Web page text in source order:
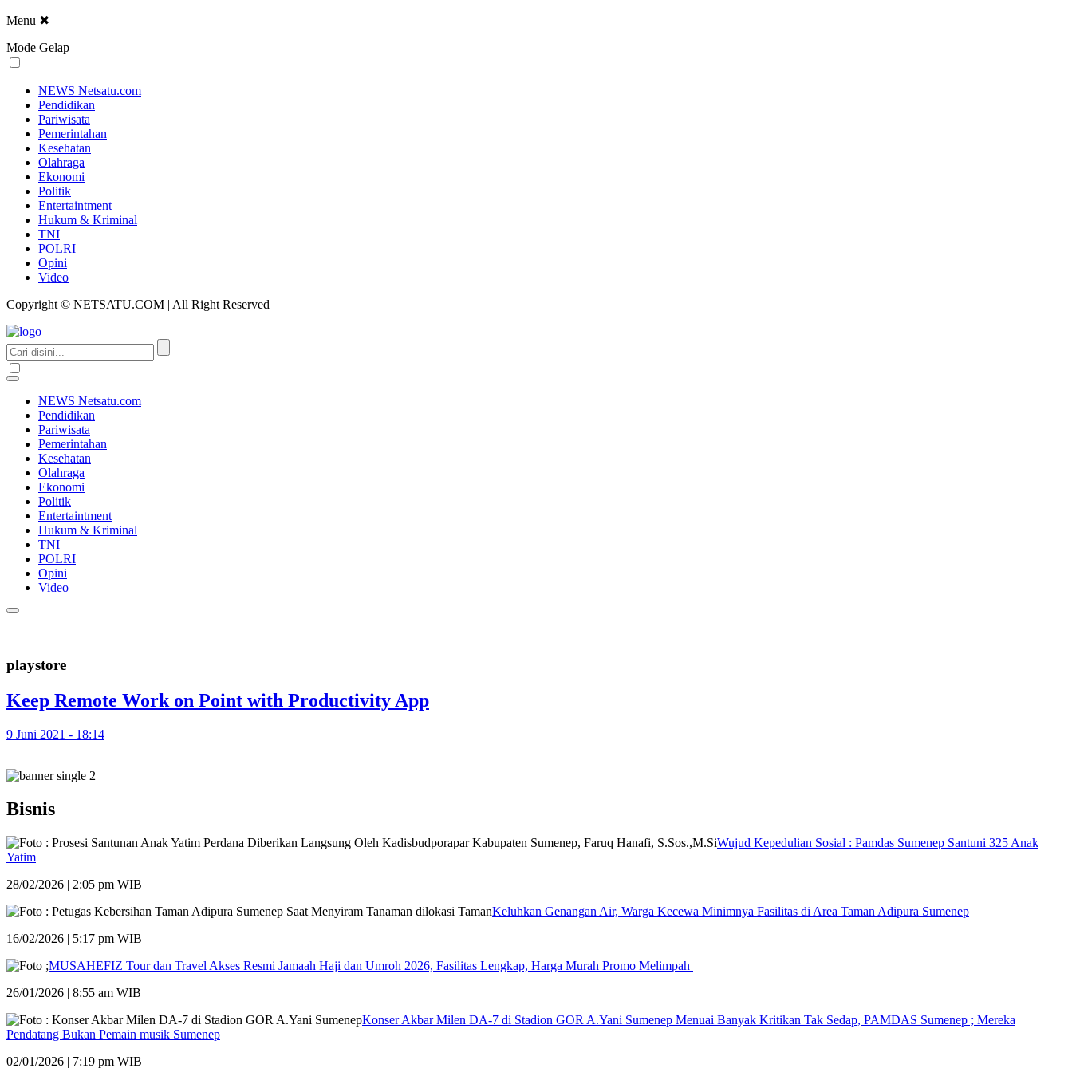
Menu ✖
Mode Gelap
NEWS Netsatu.com
Pendidikan
Pariwisata
Pemerintahan
Kesehatan
Olahraga
Ekonomi
Politik
Entertaintment
Hukum & Kriminal
TNI
POLRI
Opini
Video
Copyright © NETSATU.COM | All Right Reserved
NEWS Netsatu.com
Pendidikan
Pariwisata
Pemerintahan
Kesehatan
Olahraga
Ekonomi
Politik
Entertaintment
Hukum & Kriminal
TNI
POLRI
Opini
Video
playstore
Keep Remote Work on Point with Productivity App
9 Juni 2021 - 18:14
Bisnis
Wujud Kepedulian Sosial : Pamdas Sumenep Santuni 325 Anak
Yatim
28/02/2026 | 2:05 pm WIB
Keluhkan Genangan Air, Warga Kecewa Minimnya Fasilitas di Area Taman Adipura Sumenep
16/02/2026 | 5:17 pm WIB
MUSAHEFIZ Tour dan Travel Akses Resmi Jamaah Haji dan Umroh 2026, Fasilitas Lengkap, Harga Murah Promo Melimpah
26/01/2026 | 8:55 am WIB
Konser Akbar Milen DA-7 di Stadion GOR A.Yani Sumenep Menuai Banyak Kritikan Tak Sedap, PAMDAS Sumenep ; Mereka
Pendatang Bukan Pemain musik Sumenep
02/01/2026 | 7:19 pm WIB